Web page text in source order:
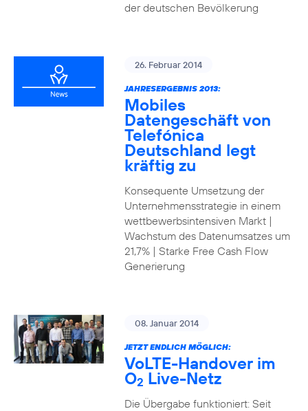
der deutschen Bevölkerung
26. Februar 2014
JAHRESERGEBNIS 2013:
Mobiles
Datengeschäft von
Telefónica
Deutschland legt
kräftig zu
Konsequente Umsetzung der
Unternehmensstrategie in einem
wettbewerbsintensiven Markt |
Wachstum des Datenumsatzes um
21,7% | Starke Free Cash Flow
Generierung
08. Januar 2014
JETZT ENDLICH MÖGLICH:
VoLTE-Handover im
O2 Live-Netz
Die Übergabe funktioniert: Seit